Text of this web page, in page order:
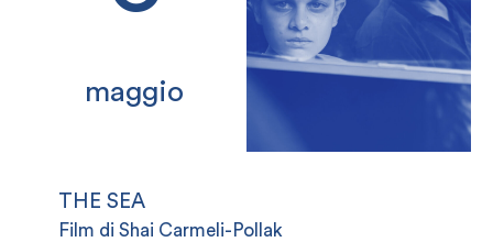
maggio
THE SEA
Film di Shai Carmeli-Pollak